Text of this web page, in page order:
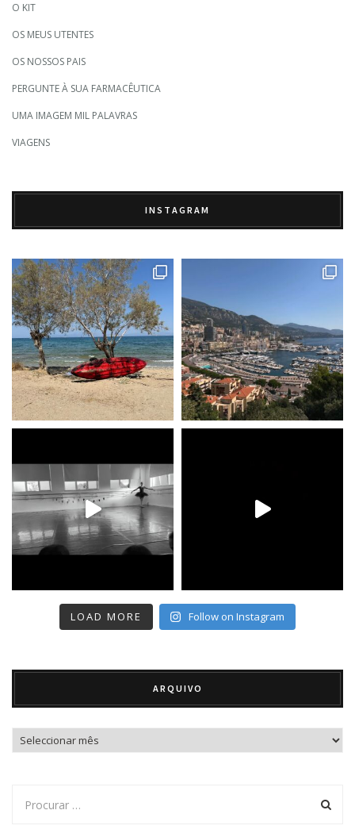
O KIT
OS MEUS UTENTES
OS NOSSOS PAIS
PERGUNTE À SUA FARMACÊUTICA
UMA IMAGEM MIL PALAVRAS
VIAGENS
INSTAGRAM
LOAD MORE Follow on Instagram
ARQUIVO
Arquivo